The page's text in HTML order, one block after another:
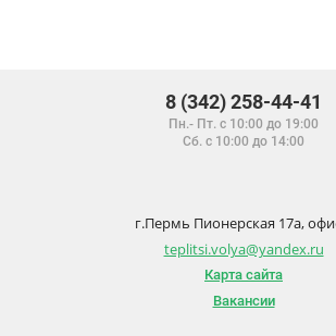
8 (342) 258-44-41
Пн.- Пт. с 10:00 до 19:00
Сб. с 10:00 до 14:00
г.Пермь Пионерская 17а,
teplitsi.volya@yandex.ru
Карта сайта
Вакансии